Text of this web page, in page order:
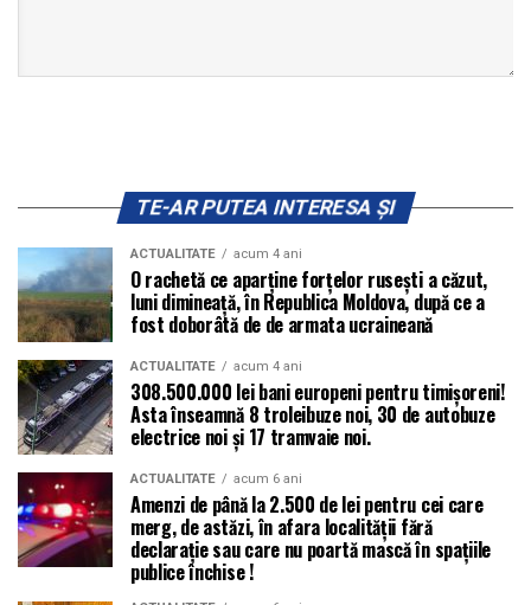
TE-AR PUTEA INTERESA ȘI
ACTUALITATE acum 4 ani
O rachetă ce aparține forțelor rusești a căzut,
luni dimineață, în Republica Moldova, după ce a
fost doborâtă de de armata ucraineană
ACTUALITATE acum 4 ani
308.500.000 lei bani europeni pentru timișoreni!
Asta înseamnă 8 troleibuze noi, 30 de autobuze
electrice noi și 17 tramvaie noi.
ACTUALITATE acum 6 ani
Amenzi de până la 2.500 de lei pentru cei care
merg, de astăzi, în afara localității fără
declarație sau care nu poartă mască în spațiile
publice închise !